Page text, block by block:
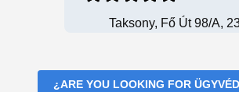
Taksony, Fő Út 98/A,
¿ARE YOU LOOKING FOR